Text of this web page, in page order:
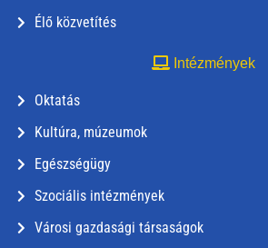
Élő közvetítés
Intézmények
Oktatás
Kultúra, múzeumok
Egészségügy
Szociális intézmények
Városi gazdasági társaságok